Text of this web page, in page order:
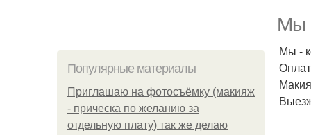
Мы
Популярные материалы
Приглашаю на фотосъёмку (макияж
- прическа по желанию за
отдельную плату) так же делаю
Мы -